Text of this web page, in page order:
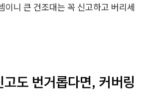
이니 큰 건조대는 꼭 신고하고 버리세
도 번거롭다면, 커버링